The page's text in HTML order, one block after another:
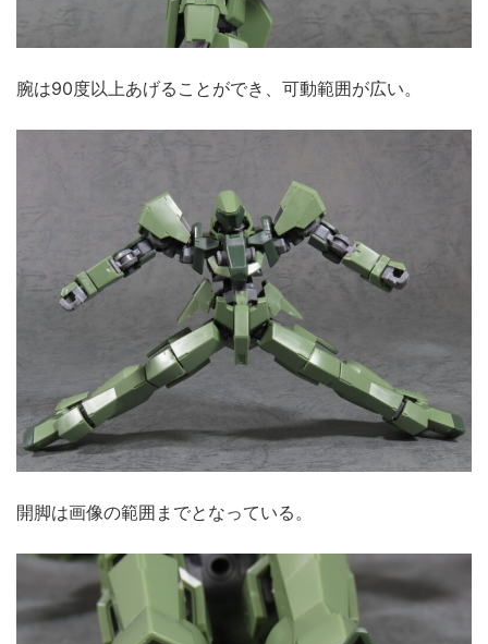
腕は90度以上あげることができ、可動範囲が広い。
開脚は画像の範囲までとなっている。